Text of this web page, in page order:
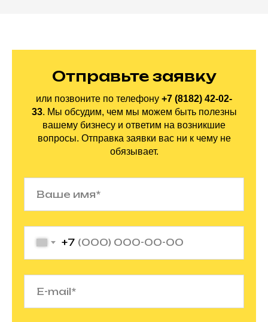
Отправьте заявку
или позвоните по телефону +7 (8182) 42-02-
33. Мы обсудим, чем мы можем быть полезны
вашему бизнесу и ответим на возникшие
вопросы. Отправка заявки вас ни к чему не
обязывает.
+7